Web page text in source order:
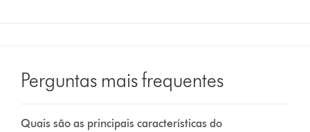
Perguntas mais frequentes
Quais são as principais características do